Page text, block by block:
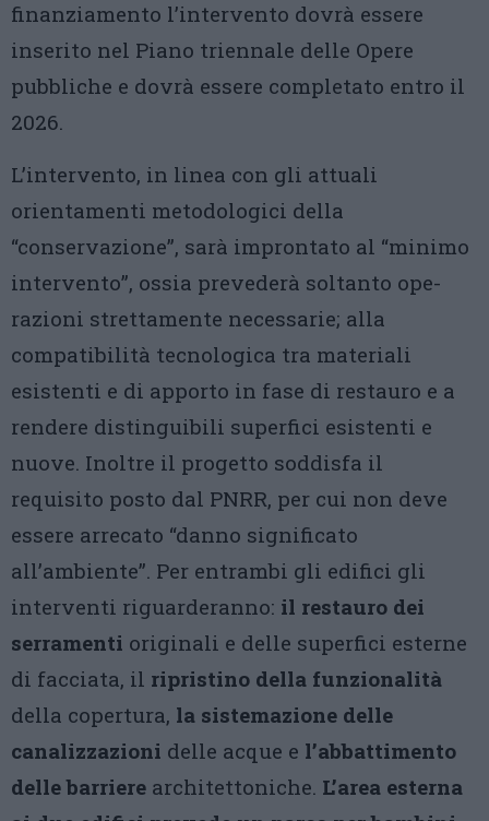
finanziamento l’intervento dovrà essere
inserito nel Piano triennale delle Opere
pubbliche e dovrà essere completato entro il
2026.
L’intervento, in linea con gli attuali
orientamenti metodologici della
“conservazione”, sarà improntato al “minimo
intervento”, ossia prevederà soltanto ope­
razioni strettamente necessarie; alla
compatibilità tecnologica tra materiali
esistenti e di apporto in fase di restauro e a
rendere distinguibili superfici esistenti e
nuove. Inoltre il progetto soddisfa il
requisito posto dal PNRR, per cui non deve
essere arrecato “danno significato
all’ambiente”. Per entrambi gli edifici gli
interventi riguarderanno: il restauro dei
serramenti originali e delle superfici esterne
di facciata, il ripristino della funzionalità
della copertura, la sistemazione delle
canalizzazioni delle acque e l’abbattimento
delle barriere architettoniche. L’area esterna